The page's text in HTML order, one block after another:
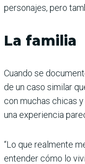
personajes, pero
La familia
Cuando se
de un caso similar
con muchas chicas
una experiencia
“Lo que realmente
entender cómo lo